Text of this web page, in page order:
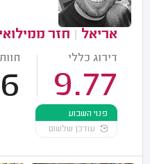
אריאל חזר
דירוג כללי
9.77
פנוי השבוע
עודכן שלשום